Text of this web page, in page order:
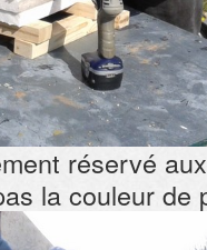
réservé
la couleur